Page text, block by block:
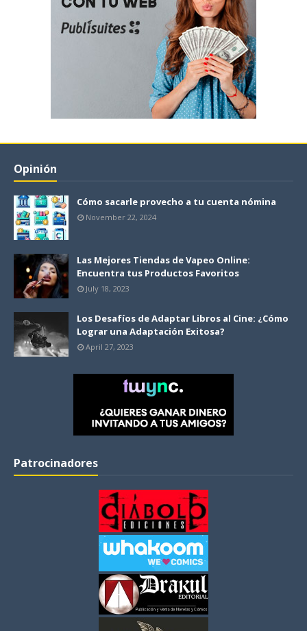
Opinión
Cómo sacarle provecho a tu cuenta nómina
November 22, 2024
Las Mejores Tiendas de Vapeo Online:
Encuentra tus Productos Favoritos
July 18, 2023
Los Desafíos de Adaptar Libros al Cine: ¿Cómo
Lograr una Adaptación Exitosa?
April 27, 2023
Patrocinadores